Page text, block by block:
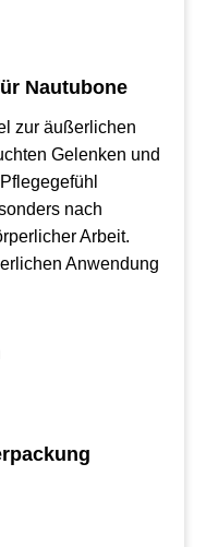
Nautubone
zur äußerlichen
Gelenken und
nach
Arbeit.
Anwendung